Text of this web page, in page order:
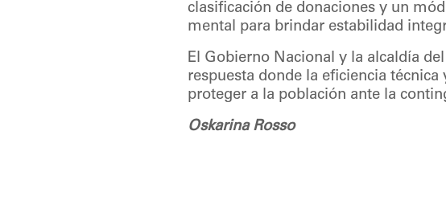
clasificación de donaciones y un
mental para brindar estabilidad
El Gobierno Nacional y la alcaldía
respuesta donde la eficiencia
proteger a la población ante la
Oskarina Rosso